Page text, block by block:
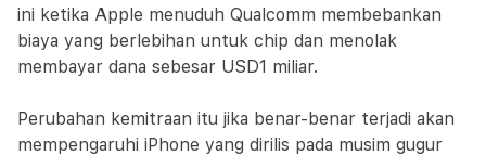
ini ketika Apple menuduh Qualcomm membebankan
biaya yang berlebihan untuk chip dan menolak
membayar dana sebesar USD1 miliar.
Perubahan kemitraan itu jika benar-benar terjadi akan
mempengaruhi iPhone yang dirilis pada musim gugur